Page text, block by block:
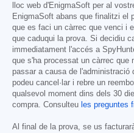
lloc web d'EnigmaSoft per al
EnigmaSoft abans que finalitzi el
que es faci un càrrec que venci i
que caduqui la prova. Si decidiu
immediatament l'accés a
que s'ha processat un càrrec que
passar a causa de
podeu cancel·lar i rebre un
qualsevol moment dins dels 30
compra. Consulteu les preguntes
Al final de la prova, se us